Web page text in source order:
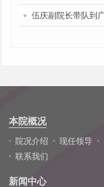
本院概况
院况介绍 现任领导
联系我们
新闻中心